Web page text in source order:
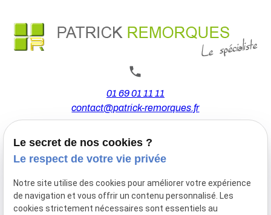
01 69 01 11 11
contact@patrick-remorques.fr
44 Avenue de la Division Leclerc
91160 BALLAINVILLIERS
Du Mardi au Samedi
Le secret de nos cookies ?
Le respect de votre vie privée
Notre site utilise des cookies pour améliorer votre expérience
de navigation et vous offrir un contenu personnalisé. Les
cookies strictement nécessaires sont essentiels au